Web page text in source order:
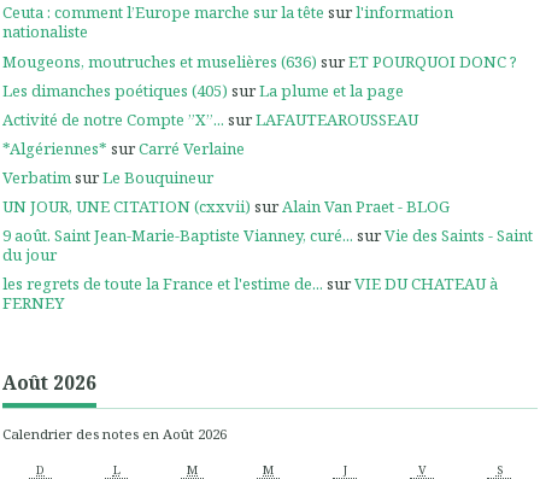
Ceuta : comment l’Europe marche sur la tête surl'information
nationaliste
Mougeons, moutruches et muselières (636) surET POURQUOI DONC ?
Les dimanches poétiques (405) surLa plume et la page
Activité de notre Compte ”X”... surLAFAUTEAROUSSEAU
*Algériennes* surCarré Verlaine
VerbatimsurLe Bouquineur
UN JOUR, UNE CITATION (cxxvii) surAlain Van Praet - BLOG
9 août. Saint Jean-Marie-Baptiste Vianney, curé... surVie des Saints - Saint
du jour
les regrets de toute la France et l'estime de... surVIE DU CHATEAU à
FERNEY
Août 2026
Calendrier des notes en Août 2026
D L M M J V S